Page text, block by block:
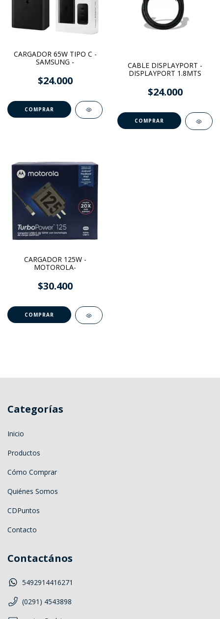
CARGADOR 65W TIPO C -
SAMSUNG -
$24.000
CABLE DISPLAYPORT -
DISPLAYPORT 1.8MTS
$24.000
CARGADOR 125W -
MOTOROLA-
$30.400
Categorías
Inicio
Productos
Cómo Comprar
Quiénes Somos
CDPuntos
Contacto
Contactános
5492914416271
(0291) 4543898